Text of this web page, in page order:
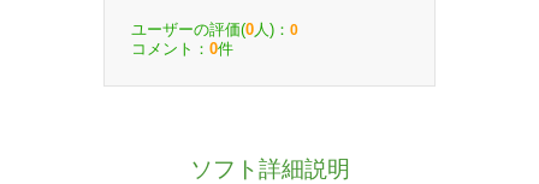
ユーザーの評価(0 人)： 0
コメント： 0件
ソフト詳細説明